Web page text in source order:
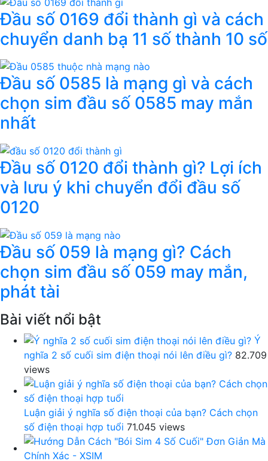
Đầu số 0169 đổi thành gì và cách
chuyển danh bạ 11 số thành 10 số
Đầu số 0585 là mạng gì và cách
chọn sim đầu số 0585 may mắn
nhất
Đầu số 0120 đổi thành gì? Lợi ích
và lưu ý khi chuyển đổi đầu số
0120
Đầu số 059 là mạng gì? Cách
chọn sim đầu số 059 may mắn,
phát tài
Bài viết nổi bật
Ý
nghĩa 2 số cuối sim điện thoại nói lên điều gì? 82.709
views
Luận giải ý nghĩa số điện thoại của bạn? Cách chọn
số điện thoại hợp tuổi 71.045 views